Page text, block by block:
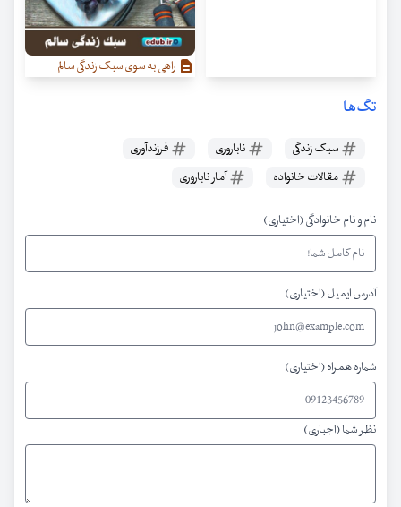
راهی به سوی سبک زندگی سالم
تگ‌ها
سبک زندگی ناباروری
فرزندآوری
مقالات خانواده
آمار ناباروری
نام و نام خانوادگی (اختیاری)
آدرس ایمیل (اختیاری)
شماره همراه (اختیاری)
نظر شما (اجباری)